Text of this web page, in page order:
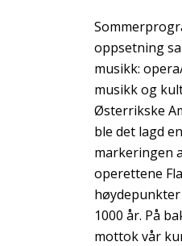
oppsetning
musikk:
musikk og
Østerrikske
ble det lagd
markeringen
operettene
1000 år. På
mottok vår